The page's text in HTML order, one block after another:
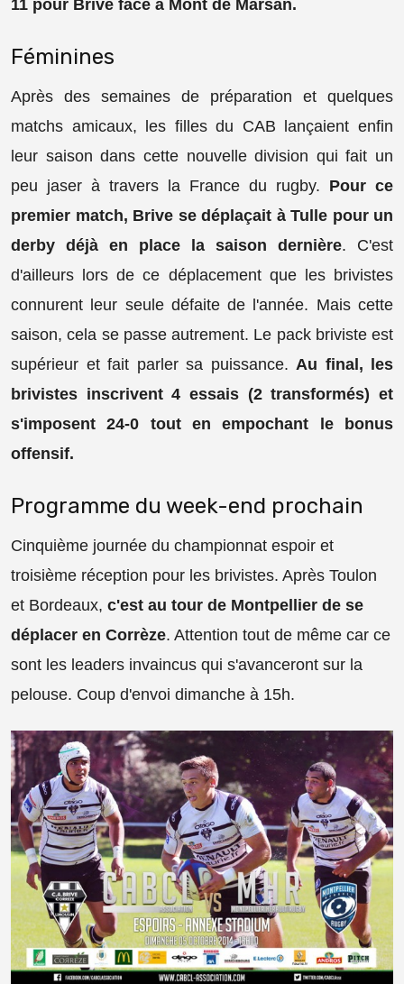
11 pour Brive face à Mont de Marsan.
Féminines
Après des semaines de préparation et quelques
matchs amicaux, les filles du CAB lançaient enfin
leur saison dans cette nouvelle division qui fait un
peu jaser à travers la France du rugby. Pour ce
premier match, Brive se déplaçait à Tulle pour un
derby déjà en place la saison dernière. C'est
d'ailleurs lors de ce déplacement que les brivistes
connurent leur seule défaite de l'année. Mais cette
saison, cela se passe autrement. Le pack briviste est
supérieur et fait parler sa puissance. Au final, les
brivistes inscrivent 4 essais (2 transformés) et
s'imposent 24-0 tout en empochant le bonus
offensif.
Programme du week-end prochain
Cinquième journée du championnat espoir et
troisième réception pour les brivistes. Après Toulon
et Bordeaux, c'est au tour de Montpellier de se
déplacer en Corrèze. Attention tout de même car ce
sont les leaders invaincus qui s'avanceront sur la
pelouse. Coup d'envoi dimanche à 15h.